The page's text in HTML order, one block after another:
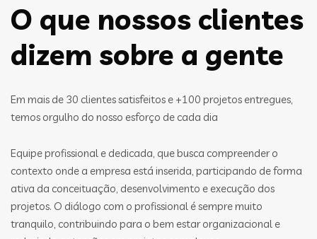
O que nossos clientes
dizem sobre a gente
Em mais de 30 clientes satisfeitos e +100 projetos entregues,
temos orgulho do nosso esforço de cada dia
Equipe profissional e dedicada, que busca compreender o
contexto onde a empresa está inserida, participando de forma
ativa da conceituação, desenvolvimento e execução dos
projetos. O diálogo com o profissional é sempre muito
tranquilo, contribuindo para o bem estar organizacional e